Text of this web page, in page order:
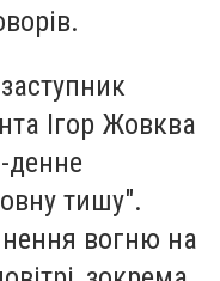
Ігор Жовква
денне
тишу".
вогню на